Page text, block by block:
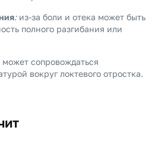
:из-за боли и отека может быть
полного разгибания или
сопровождаться
вокруг локтевого отростка.